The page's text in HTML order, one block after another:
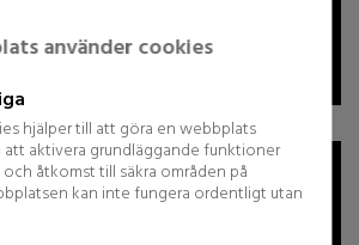
använder cookies
hjälper till att göra en webbplats
aktivera grundläggande funktioner
åtkomst till säkra områden på
kan inte fungera ordentligt utan